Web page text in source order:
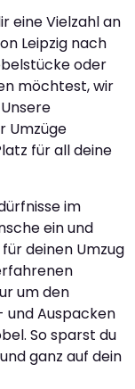
eine Vielzahl an
Leipzig nach
oder
möchtest, wir
Umzüge
für all deine
im
ein und
deinen Umzug
um den
und Auspacken
So sparst du
ganz auf dein